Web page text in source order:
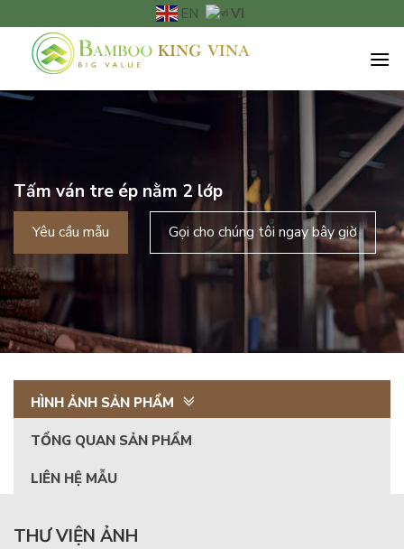
đến
EN VI
Tấm ván tre ép nằm 2 lớp
Yêu cầu mẫu Gọi cho chúng tôi ngay bây giờ
HÌNH ẢNH SẢN PHẨM
TỔNG QUAN SẢN PHẨM
LIÊN HỆ MẪU
THƯ VIỆN ẢNH